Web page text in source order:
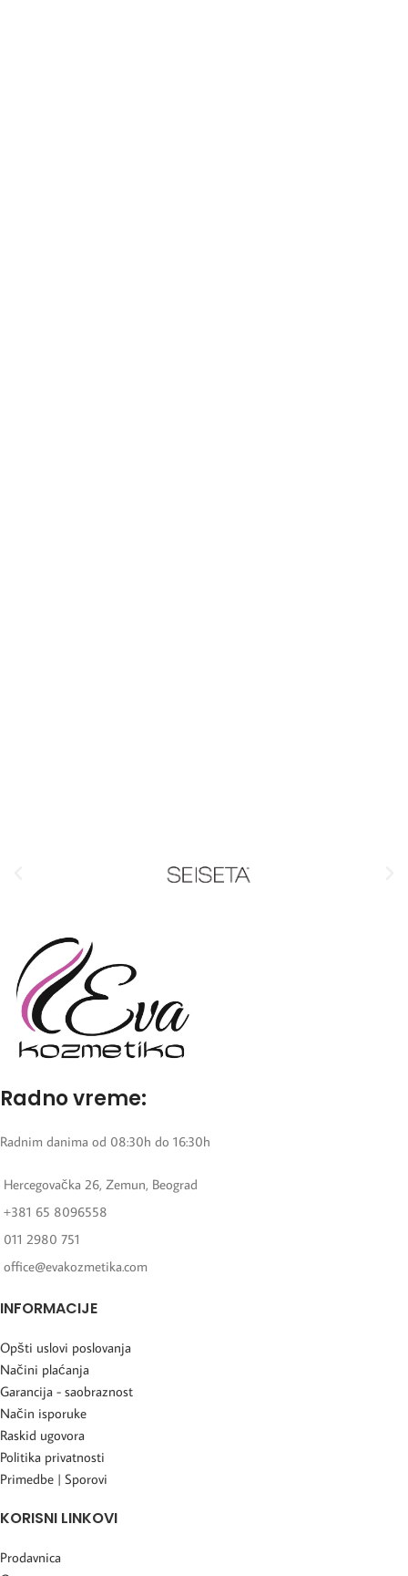
Radno vreme:
Radnim danima od 08:30h do 16:30h
Hercegovačka 26, Zemun, Beograd
+381 65 8096558
011 2980 751
office@evakozmetika.com
INFORMACIJE
Opšti uslovi poslovanja
Načini plaćanja
Garancija - saobraznost
Način isporuke
Raskid ugovora
Politika privatnosti
Primedbe | Sporovi
KORISNI LINKOVI
Prodavnica